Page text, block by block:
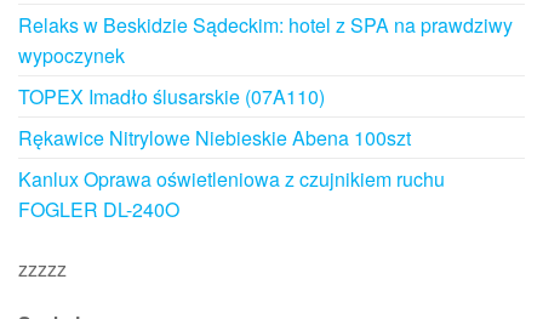
Relaks w Beskidzie Sądeckim: hotel z SPA na prawdziwy
wypoczynek
TOPEX Imadło ślusarskie (07A110)
Rękawice Nitrylowe Niebieskie Abena 100szt
Kanlux Oprawa oświetleniowa z czujnikiem ruchu
FOGLER DL-240O
zzzzz